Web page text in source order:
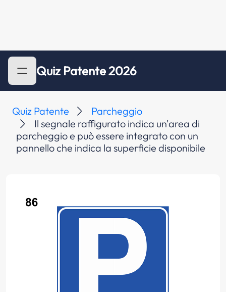
Quiz Patente 2026
Quiz Patente
Parcheggio
Il segnale raffigurato indica un'area di
parcheggio e può essere integrato con un
pannello che indica la superficie disponibile